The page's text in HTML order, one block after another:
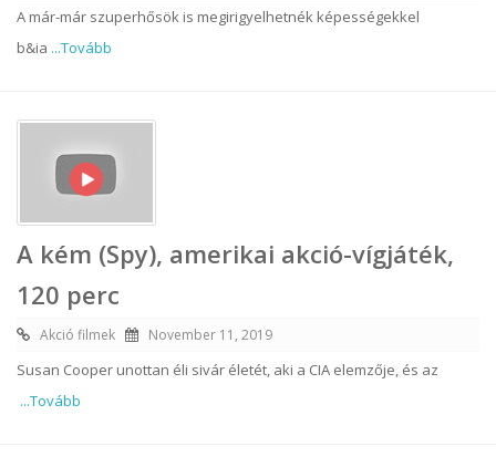
A már-már szuperhősök is megirigyelhetnék képességekkel
b&ia ...Tovább
A kém (Spy), amerikai akció-vígjáték,
120 perc
Akció filmek November 11, 2019
Susan Cooper unottan éli sivár életét, aki a CIA elemzője, és az
...Tovább